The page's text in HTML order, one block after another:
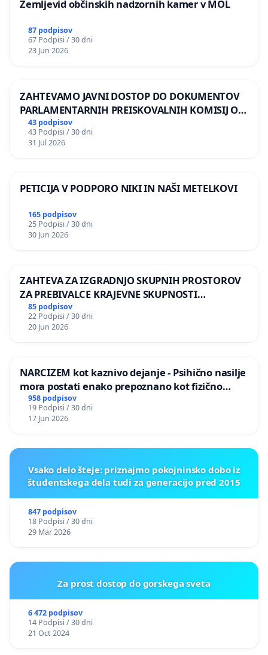
Zemljevid občinskih nadzornih kamer v MOL
87 podpisov
67 Podpisi / 30 dni
23 Jun 2026
ZAHTEVAMO JAVNI DOSTOP DO DOKUMENTOV
PARLAMENTARNIH PREISKOVALNIH KOMISIJ O
ILEGALNI TRGOVINI Z OROŽJEM
43 podpisov
43 Podpisi / 30 dni
31 Jul 2026
PETICIJA V PODPORO NIKI IN NAŠI METELKOVI
165 podpisov
25 Podpisi / 30 dni
30 Jun 2026
ZAHTEVA ZA IZGRADNJO SKUPNIH PROSTOROV
ZA PREBIVALCE KRAJEVNE SKUPNOSTI
PRESTRANEK
85 podpisov
22 Podpisi / 30 dni
20 Jun 2026
NARCIZEM kot kaznivo dejanje - Psihično nasilje
mora postati enako prepoznano kot fizično
nasilje
958 podpisov
19 Podpisi / 30 dni
17 Jun 2026
Vsako delo šteje: priznajmo pokojninsko dobo iz
študentskega dela tudi za generacijo pred 2015
847 podpisov
18 Podpisi / 30 dni
29 Mar 2026
Za prost dostop do gorskega sveta
6 472 podpisov
14 Podpisi / 30 dni
21 Oct 2024